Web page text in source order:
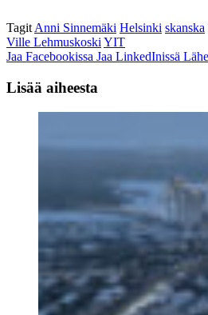
Tagit Anni Sinnemäki Helsinki skanska
Ville Lehmuskoski YIT
Jaa Facebookissa Jaa LinkedInissä
Lisää aiheesta